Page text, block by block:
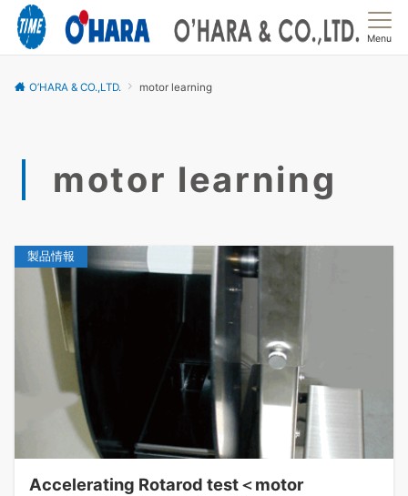
Menu
O’HARA & CO.,LTD. motor learning
motor learning
製品情報
Accelerating Rotarod test＜motor